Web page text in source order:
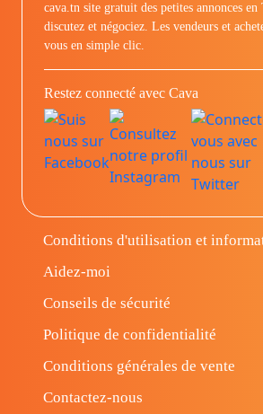
cava.tn site gratuit des petites annonces
discutez et négociez. Les vendeurs et
vous en simple clic.
Restez connecté avec Cava
Conditions d'utilisation et
Aidez-moi
Conseils de sécurité
Politique de confidentialité
Conditions générales de vente
Contactez-nous